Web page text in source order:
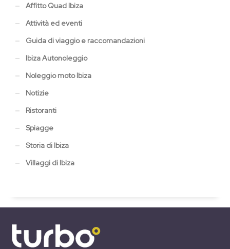
Affitto Quad Ibiza
Attività ed eventi
Guida di viaggio e raccomandazioni
Ibiza Autonoleggio
Noleggio moto Ibiza
Notizie
Ristoranti
Spiagge
Storia di Ibiza
Villaggi di Ibiza